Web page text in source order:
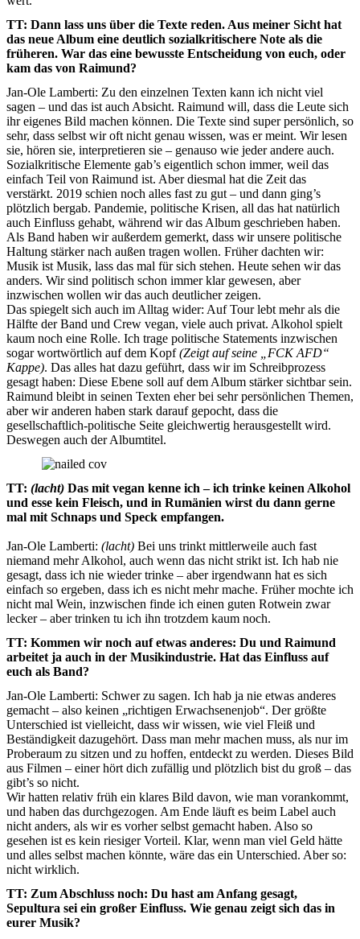
TT: Dann lass uns über die Texte reden. Aus meiner Sicht hat
das neue Album eine deutlich sozialkritischere Note als die
früheren. War das eine bewusste Entscheidung von euch, oder
kam das von Raimund?
Jan-Ole Lamberti: Zu den einzelnen Texten kann ich nicht viel
sagen – und das ist auch Absicht. Raimund will, dass die Leute sich
ihr eigenes Bild machen können. Die Texte sind super persönlich, so
sehr, dass selbst wir oft nicht genau wissen, was er meint. Wir lesen
sie, hören sie, interpretieren sie – genauso wie jeder andere auch.
Sozialkritische Elemente gab’s eigentlich schon immer, weil das
einfach Teil von Raimund ist. Aber diesmal hat die Zeit das
verstärkt. 2019 schien noch alles fast zu gut – und dann ging’s
plötzlich bergab. Pandemie, politische Krisen, all das hat natürlich
auch Einfluss gehabt, während wir das Album geschrieben haben.
Als Band haben wir außerdem gemerkt, dass wir unsere politische
Haltung stärker nach außen tragen wollen. Früher dachten wir:
Musik ist Musik, lass das mal für sich stehen. Heute sehen wir das
anders. Wir sind politisch schon immer klar gewesen, aber
inzwischen wollen wir das auch deutlicher zeigen.
Das spiegelt sich auch im Alltag wider: Auf Tour lebt mehr als die
Hälfte der Band und Crew vegan, viele auch privat. Alkohol spielt
kaum noch eine Rolle. Ich trage politische Statements inzwischen
sogar wortwörtlich auf dem Kopf(Zeigt auf seine „FCK AFD“
Kappe). Das alles hat dazu geführt, dass wir im Schreibprozess
gesagt haben: Diese Ebene soll auf dem Album stärker sichtbar sein.
Raimund bleibt in seinen Texten eher bei sehr persönlichen Themen,
aber wir anderen haben stark darauf gepocht, dass die
gesellschaftlich-politische Seite gleichwertig herausgestellt wird.
Deswegen auch der Albumtitel.
TT: (lacht) Das mit vegan kenne ich – ich trinke keinen Alkohol
und esse kein Fleisch, und in Rumänien wirst du dann gerne
mal mit Schnaps und Speck empfangen.
Jan-Ole Lamberti: (lacht) Bei uns trinkt mittlerweile auch fast
niemand mehr Alkohol, auch wenn das nicht strikt ist. Ich hab nie
gesagt, dass ich nie wieder trinke – aber irgendwann hat es sich
einfach so ergeben, dass ich es nicht mehr mache. Früher mochte ich
nicht mal Wein, inzwischen finde ich einen guten Rotwein zwar
lecker – aber trinken tu ich ihn trotzdem kaum noch.
TT: Kommen wir noch auf etwas anderes: Du und Raimund
arbeitet ja auch in der Musikindustrie. Hat das Einfluss auf
euch als Band?
Jan-Ole Lamberti: Schwer zu sagen. Ich hab ja nie etwas anderes
gemacht – also keinen „richtigen Erwachsenenjob“. Der größte
Unterschied ist vielleicht, dass wir wissen, wie viel Fleiß und
Beständigkeit dazugehört. Dass man mehr machen muss, als nur im
Proberaum zu sitzen und zu hoffen, entdeckt zu werden. Dieses Bild
aus Filmen – einer hört dich zufällig und plötzlich bist du groß – das
gibt’s so nicht.
Wir hatten relativ früh ein klares Bild davon, wie man vorankommt,
und haben das durchgezogen. Am Ende läuft es beim Label auch
nicht anders, als wir es vorher selbst gemacht haben. Also so
gesehen ist es kein riesiger Vorteil. Klar, wenn man viel Geld hätte
und alles selbst machen könnte, wäre das ein Unterschied. Aber so:
nicht wirklich.
TT: Zum Abschluss noch: Du hast am Anfang gesagt,
Sepultura sei ein großer Einfluss. Wie genau zeigt sich das in
eurer Musik?